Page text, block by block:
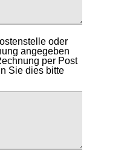
oder
angegeben
per Post
Sie dies bitte